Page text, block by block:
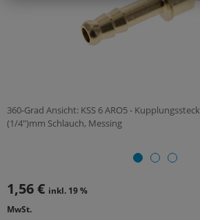
360-Grad Ansicht: KSS 6 ARO5 -
(1/4")mm Schlauch, Messing
1,56 € inkl. 19 %
MwSt.